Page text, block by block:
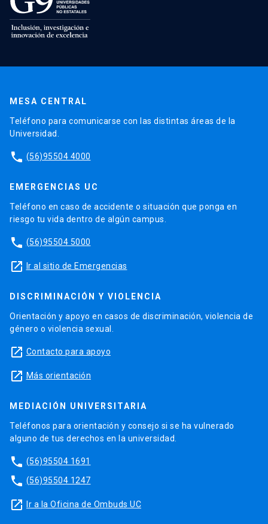
MESA CENTRAL
Teléfono para comunicarse con las distintas áreas de la
Universidad.
phone (56)95504 4000
EMERGENCIAS UC
Teléfono en caso de accidente o situación que ponga en
riesgo tu vida dentro de algún campus.
phone (56)95504 5000
launch Ir al sitio de Emergencias
DISCRIMINACIÓN Y VIOLENCIA
Orientación y apoyo en casos de discriminación, violencia de
género o violencia sexual.
launch Contacto para apoyo
launch Más orientación
MEDIACIÓN UNIVERSITARIA
Teléfonos para orientación y consejo si se ha vulnerado
alguno de tus derechos en la universidad.
phone (56)95504 1691
phone (56)95504 1247
launch Ir a la Oficina de Ombuds UC